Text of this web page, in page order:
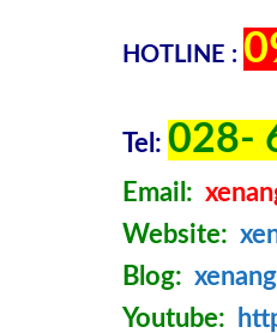
HOTLINE :
Tel: 028-
Email:
Website:
Blog:
Youtube: